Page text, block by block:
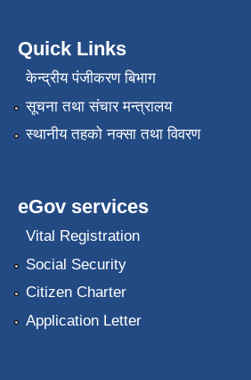
Quick Links
केन्द्रीय पंजीकरण बिभाग
सूचना तथा संचार मन्त्रालय
स्थानीय तहको नक्सा तथा विवरण
eGov services
Vital Registration
Social Security
Citizen Charter
Application Letter